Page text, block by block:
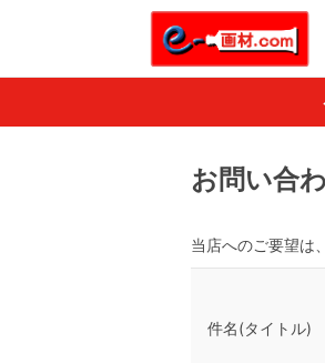
お問い合
当店へのご要望は
件名(タイトル)